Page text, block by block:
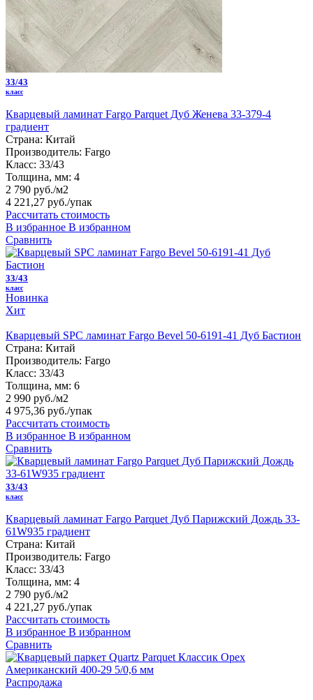
33/43
класс
Кварцевый ламинат Fargo Parquet Дуб Женева 33-379-4
градиент
Страна: Китай
Производитель: Fargo
Класс: 33/43
Толщина, мм: 4
2 790 руб./м2
4 221,27 руб./упак
Рассчитать стоимость
В избранное В избранном
Сравнить
33/43
класс
Новинка
Хит
Кварцевый SPC ламинат Fargo Bevel 50-6191-41 Дуб Бастион
Страна: Китай
Производитель: Fargo
Класс: 33/43
Толщина, мм: 6
2 990 руб./м2
4 975,36 руб./упак
Рассчитать стоимость
В избранное В избранном
Сравнить
33/43
класс
Кварцевый ламинат Fargo Parquet Дуб Парижский Дождь 33-
61W935 градиент
Страна: Китай
Производитель: Fargo
Класс: 33/43
Толщина, мм: 4
2 790 руб./м2
4 221,27 руб./упак
Рассчитать стоимость
В избранное В избранном
Сравнить
Распродажа